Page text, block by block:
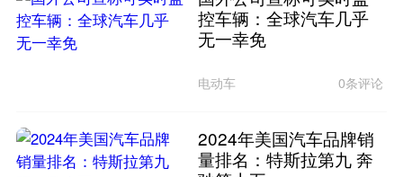
控车辆：全球汽车几乎
无一幸免
电动车 0条评论
2024年美国汽车品牌销
量排名：特斯拉第九 奔